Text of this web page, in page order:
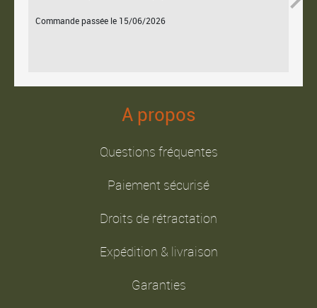
Commande passée le 15/06/2026
A propos
Questions fréquentes
Paiement sécurisé
Droits de rétractation
Expédition & livraison
Garanties